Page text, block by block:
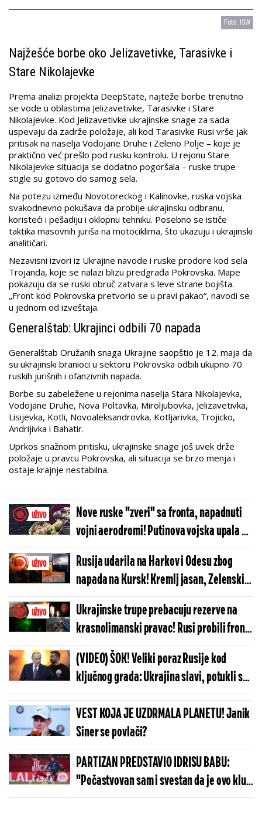
Foto: ISW
Najžešće borbe oko Jelizavetivke, Tarasivke i
Stare Nikolajevke
Prema analizi projekta DeepState, najteže borbe trenutno
se vode u oblastima Jelizavetivke, Tarasivke i Stare
Nikolajevke. Kod Jelizavetivke ukrajinske snage za sada
uspevaju da zadrže položaje, ali kod Tarasivke Rusi vrše jak
pritisak na naselja Vodojane Druhe i Zeleno Polje – koje je
praktično već prešlo pod rusku kontrolu. U rejonu Stare
Nikolajevke situacija se dodatno pogoršala – ruske trupe
stigle su gotovo do samog sela.
Na potezu između Novotoreckog i Kalinovke, ruska vojska
svakodnevno pokušava da probije ukrajinsku odbranu,
koristeći i pešadiju i oklopnu tehniku. Posebno se ističe
taktika masovnih juriša na motociklima, što ukazuju i ukrajinski
analitičari.
Nezavisni izvori iz Ukrajine navode i ruske prodore kod sela
Trojanda, koje se nalazi blizu predgrađa Pokrovska. Mape
pokazuju da se ruski obruč zatvara s leve strane bojišta.
„Front kod Pokrovska pretvorio se u pravi pakao“, navodi se
u jednom od izveštaja.
Generalštab: Ukrajinci odbili 70 napada
Generalštab Oružanih snaga Ukrajine saopštio je 12. maja da
su ukrajinski branioci u sektoru Pokrovska odbili ukupno 70
ruskih jurišnih i ofanzivnih napada.
Borbe su zabeležene u rejonima naselja Stara Nikolajevka,
Vodojane Druhe, Nova Poltavka, Miroljubovka, Jelizavetivka,
Lisijevka, Kotli, Novoaleksandrovka, Kotljarivka, Trojicko,
Andrijivka i Bahatir.
Uprkos snažnom pritisku, ukrajinske snage još uvek drže
položaje u pravcu Pokrovska, ali situacija se brzo menja i
ostaje krajnje nestabilna.
UŽIVO
Nove ruske "zveri" sa fronta, napadnuti
vojni aerodromi! Putinova vojska upala u
ključno naselje
UŽIVO
Rusija udarila na Harkov i Odesu zbog
napada na Kursk! Kremlj jasan, Zelenski
je Komedijaš koji se plaši Putina
(FOTO/VIDEO)
UŽIVO
Ukrajinske trupe prebacuju rezerve na
krasnolimanski pravac! Rusi probili front
kod Konstantinovke!
(VIDEO) ŠOK! Veliki poraz Rusije kod
ključnog grada: Ukrajina slavi, potukli su
neprijatelja do nogu - ofanziva
zaustavljena!
VEST KOJA JE UZDRMALA PLANETU! Janik
Siner se povlači?
PARTIZAN PREDSTAVIO IDRISU BABU:
"Počastvovan sam i svestan da je ovo klub
sa velikom istorijom"